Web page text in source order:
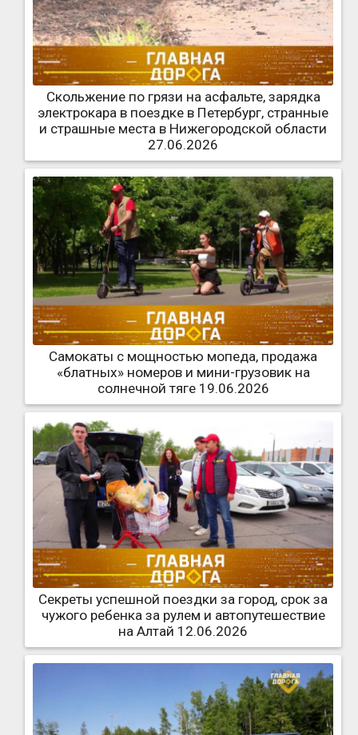
Скольжение по грязи на асфальте, зарядка
электрокара в поездке в Петербург, странные
и страшные места в Нижегородской области
27.06.2026
Самокаты с мощностью мопеда, продажа
«блатных» номеров и мини-грузовик на
солнечной тяге 19.06.2026
Секреты успешной поездки за город, срок за
чужого ребенка за рулем и автопутешествие
на Алтай 12.06.2026